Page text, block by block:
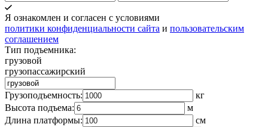
Я ознакомлен и согласен с условиями
политики конфиденциальности сайта и пользовательским
соглашением
Тип подъемника:
грузовой
грузопассажирский
Грузоподъемность:
кг
Высота подъема:
м
Длина платформы:
cм